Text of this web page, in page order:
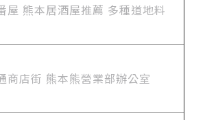
屋 熊本居酒屋推薦 多種道地料
商店街 熊本熊營業部辦公室